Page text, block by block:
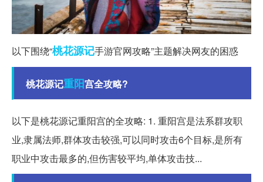
以下围绕“桃花源记手游官网攻略”主题解决网友的困惑
桃花源记重阳宫全攻略?
以下是桃花源记重阳宫的全攻略: 1. 重阳宫是法系群攻职
业,隶属法师,群体攻击较强,可以同时攻击6个目标,是所有
职业中攻击最多的,但伤害较平均,单体攻击技...